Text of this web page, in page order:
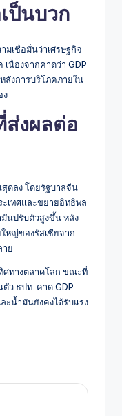
ป็นบวก
มเชื่อมั่นว่าเศรษฐกิจ
นื่องจากคาดว่า GDP
ลังการบริโภคภายใน
ง
ส่งผลต่อ
ดลง โดยรัฐบาลจีน
เทศและขยายอิทธิพล
นปรับตัวสูงขึ้น หลัง
หญ่ของรัสเซียจาก
ย
ศทางตลาดโลก ขณะที่
ว ธปท. คาด GDP
ะน้ำมันยังคงได้รับแรง